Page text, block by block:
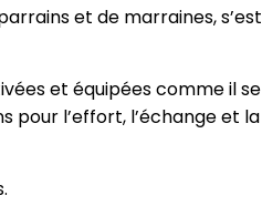
et de marraines, s’est
et équipées comme il se
pour l’effort, l’échange et la